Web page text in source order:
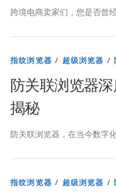
跨境电商卖家们，您是否曾
指纹浏览器 / 超级浏览器 /
防关联浏览器
揭秘
防关联浏览器，在当今数字
指纹浏览器 / 超级浏览器 /